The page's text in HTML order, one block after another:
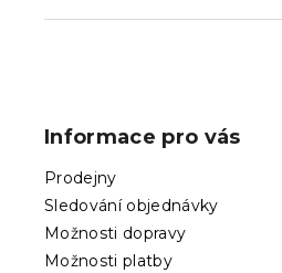
Informace pro vás
Prodejny
Sledování objednávky
Možnosti dopravy
Možnosti platby